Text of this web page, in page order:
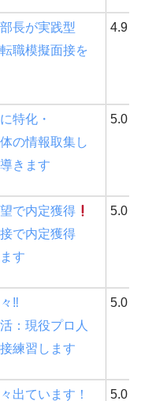
長が実践型
職模擬面接を
4.9
特化・
の情報取集し
きます
5.0
で内定獲得
で内定獲得
す
5.0
々‼
：現役プロ人
練習します
5.0
出ています！
5.0